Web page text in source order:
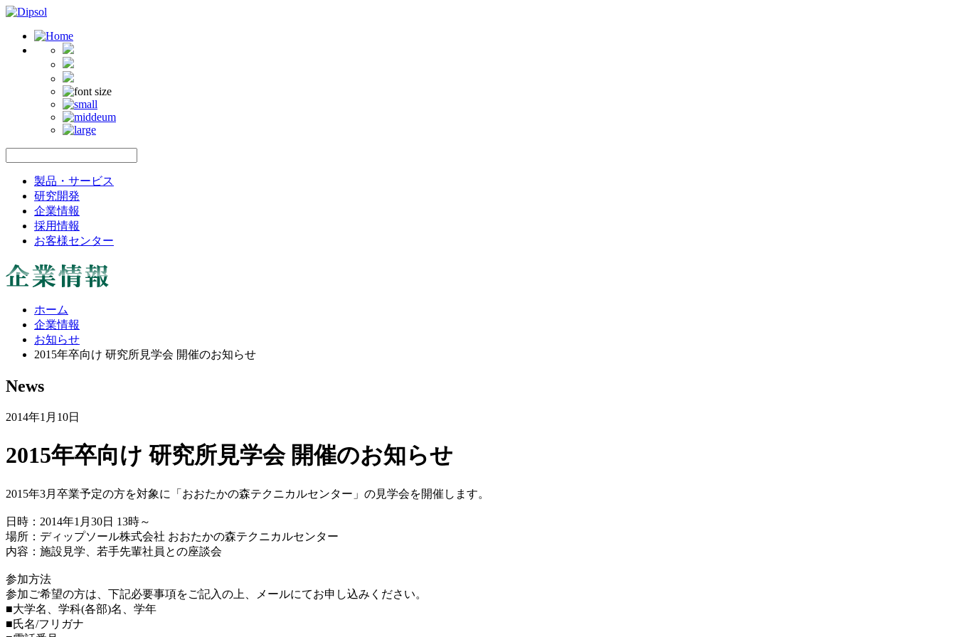
製品・サービス
研究開発
企業情報
採用情報
お客様センター
ホーム
企業情報
お知らせ
2015年卒向け 研究所見学会 開催のお知らせ
News
2014年1月10日
2015年卒向け 研究所見学会 開催のお知らせ
2015年3月卒業予定の方を対象に「おおたかの森テクニカルセンター」の見学会を開催します。
日時：2014年1月30日 13時～
場所：ディップソール株式会社 おおたかの森テクニカルセンター
内容：施設見学、若手先輩社員との座談会
参加方法
参加ご希望の方は、下記必要事項をご記入の上、メールにてお申し込みください。
■大学名、学科(各部)名、学年
■氏名/フリガナ